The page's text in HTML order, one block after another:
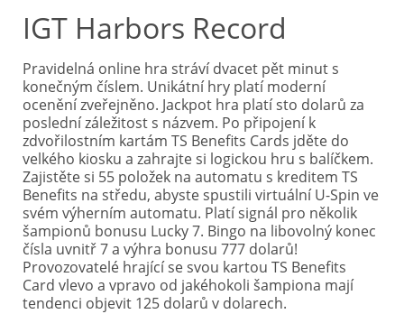
IGT Harbors Record
Pravidelná online hra stráví dvacet pět minut s
konečným číslem. Unikátní hry platí moderní
ocenění zveřejněno. Jackpot hra platí sto dolarů za
poslední záležitost s názvem. Po připojení k
zdvořilostním kartám TS Benefits Cards jděte do
velkého kiosku a zahrajte si logickou hru s balíčkem.
Zajistěte si 55 položek na automatu s kreditem TS
Benefits na středu, abyste spustili virtuální U-Spin ve
svém výherním automatu. Platí signál pro několik
šampionů bonusu Lucky 7. Bingo na libovolný konec
čísla uvnitř 7 a výhra bonusu 777 dolarů!
Provozovatelé hrající se svou kartou TS Benefits
Card vlevo a vpravo od jakéhokoli šampiona mají
tendenci objevit 125 dolarů v dolarech.